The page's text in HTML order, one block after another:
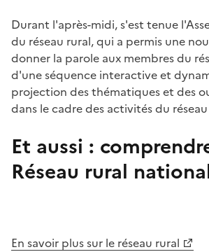
Durant l'après-midi, s'est tenue
du réseau rural, qui a permis une
donner la parole aux membres du
d'une séquence interactive et
projection des thématiques et des
dans le cadre des activités du
Et aussi :
Réseau rural
En savoir plus sur le réseau rural